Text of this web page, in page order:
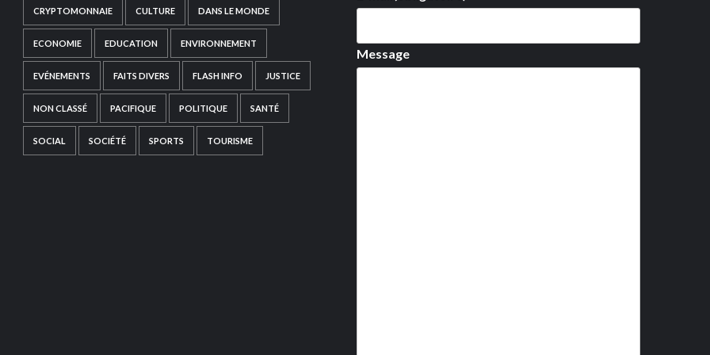
CRYPTOMONNAIE CULTURE DANS LE MONDE
ECONOMIE EDUCATION ENVIRONNEMENT
EVÉNEMENTS FAITS DIVERS FLASH INFO JUSTICE
NON CLASSÉ PACIFIQUE POLITIQUE SANTÉ
SOCIAL SOCIÉTÉ SPORTS TOURISME
Message